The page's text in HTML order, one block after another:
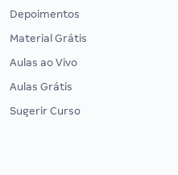
Depoimentos
Material Grátis
Aulas ao Vivo
Aulas Grátis
Sugerir Curso